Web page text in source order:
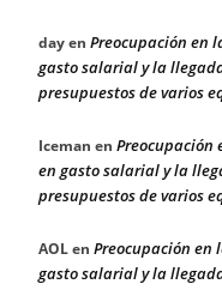
dayen Preocupación en
gasto salarial y la
presupuestos de varios
Iceman en
en gasto salarial y la
presupuestos de varios
AOLen Preocupación en
gasto salarial y la